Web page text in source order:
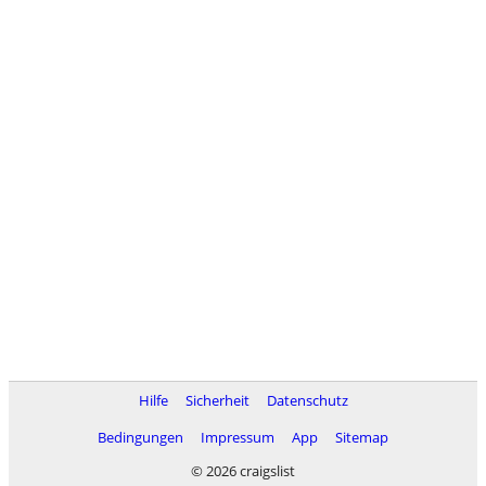
Hilfe Sicherheit
Datenschutz
Bedingungen
Impressum App
Sitemap
© 2026 craigslist